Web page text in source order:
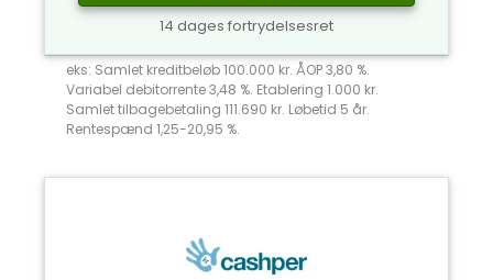
14 dages fortrydelsesret
eks: Samlet kreditbeløb 100.000 kr. ÅOP 3,80 %.
Variabel debitorrente 3,48 %. Etablering 1.000 kr.
Samlet tilbagebetaling 111.690 kr. Løbetid 5 år.
Rentespænd 1,25-20,95 %.